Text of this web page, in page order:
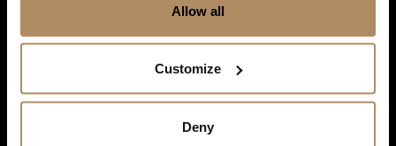
Allow all
Customize
Deny